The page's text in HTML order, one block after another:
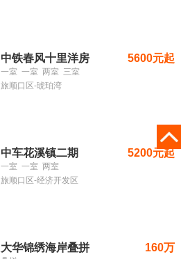
中铁春风十里洋房 5600元起
一室一室两室 三室
旅顺口区-琥珀湾
中车花溪镇二期 5200元起
一室一室两室
旅顺口区-经济开发区
大华锦绣海岸叠拼 160万